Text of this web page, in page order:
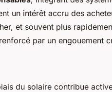
un intérêt accru des
et souvent plus
par un engouement
du solaire contribue